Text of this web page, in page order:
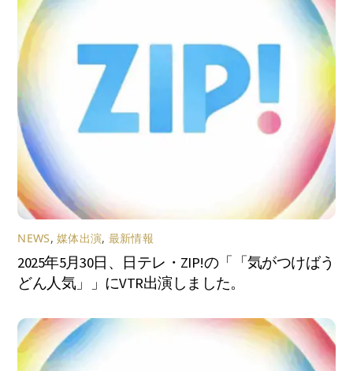
NEWS,媒体出演, 最新情報
2025年5月30日、日テレ・ZIP!の「「気がつけばう
どん人気」」にVTR出演しました。